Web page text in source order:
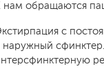
нам обращаются
с
наружный